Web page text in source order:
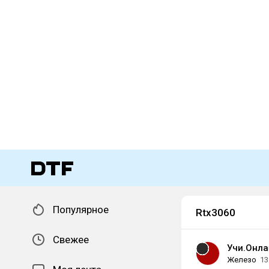
Популярное
Свежее
Rtx3060
Железо